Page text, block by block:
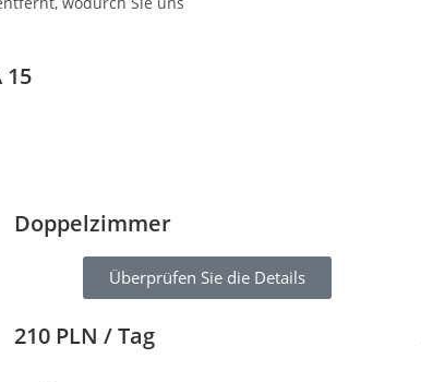
15
Doppelzimmer
Überprüfen Sie die Details
210 PLN / Tag